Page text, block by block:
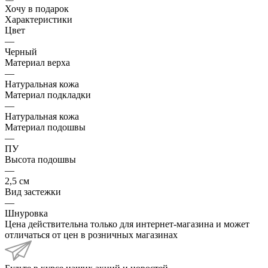
Хочу в подарок
Характеристики
Цвет
—
Черный
Материал верха
—
Натуральная кожа
Материал подкладки
—
Натуральная кожа
Материал подошвы
—
ПУ
Высота подошвы
—
2,5 см
Вид застежки
—
Шнуровка
Цена действительна только для интернет-магазина и может
отличаться от цен в розничных магазинах